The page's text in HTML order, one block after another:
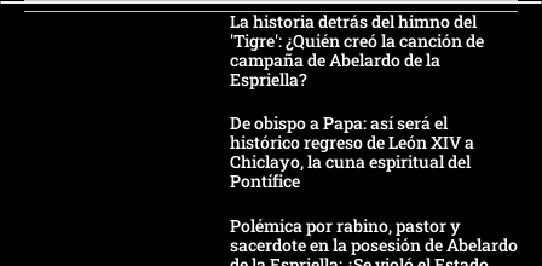
La historia detrás del himno del
'Tigre': ¿Quién creó la canción de
campaña de Abelardo de la
Espriella?
De obispo a Papa: así será el
histórico regreso de León XIV a
Chiclayo, la cuna espiritual del
Pontífice
Polémica por rabino, pastor y
sacerdote en la posesión de Abelardo